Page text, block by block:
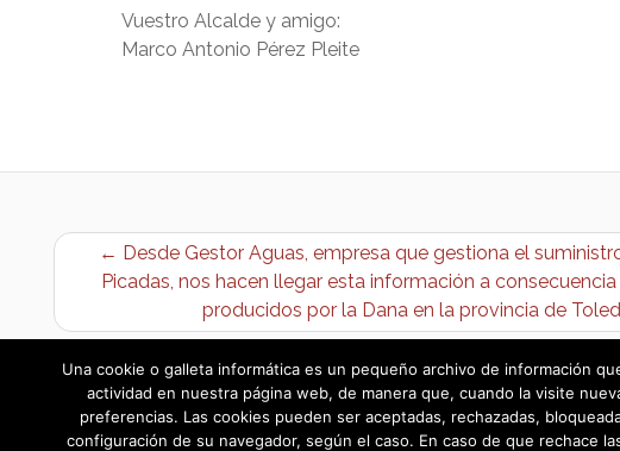
Vuestro Alcalde y amigo:
Marco Antonio Pérez Pleite
← Desde Gestor Aguas, empresa que gestiona el
Picadas, nos hacen llegar esta información a
producidos por la Dana en la provincia de
Una cookie o galleta informática es un pequeño archivo de información
actividad en nuestra página web, de manera que, cuando la visite
preferencias. Las cookies pueden ser aceptadas, rechazadas,
configuración de su navegador, según el caso. En caso de que rechace